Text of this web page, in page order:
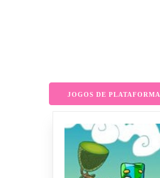
JOGOS DE PLATAFORMA